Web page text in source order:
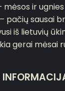
ir
pačių sausai
iš lietuvių
gerai mėsai